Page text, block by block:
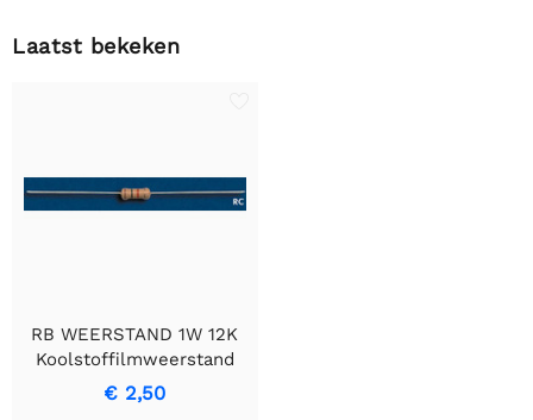
Laatst bekeken
RB WEERSTAND 1W 12K
Koolstoffilmweerstand
€ 2,50